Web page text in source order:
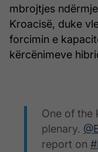
mbrojtjes
Kroacisë, duke
forcimin e
kërcënimeve
One of the
plenary.
report on